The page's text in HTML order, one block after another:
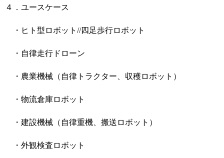
４．ユースケース
・ヒト型ロボット//四足歩行ロボット
・自律走行ドローン
・農業機械（自律トラクター、収穫ロボット）
・物流倉庫ロボット
・建設機械（自律重機、搬送ロボット）
・外観検査ロボット